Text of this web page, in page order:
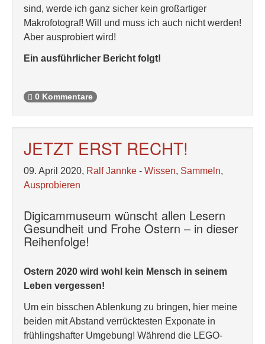
sind, werde ich ganz sicher kein großartiger
Makrofotograf! Will und muss ich auch nicht werden!
Aber ausprobiert wird!
Ein ausführlicher Bericht folgt!
0 Kommentare
JETZT ERST RECHT!
09. April 2020, Ralf Jannke - Wissen, Sammeln,
Ausprobieren
Digicammuseum wünscht allen Lesern
Gesundheit und Frohe Ostern – in dieser
Reihenfolge!
Ostern 2020 wird wohl kein Mensch in seinem
Leben vergessen!
Um ein bisschen Ablenkung zu bringen, hier meine
beiden mit Abstand verrücktesten Exponate in
frühlingshafter Umgebung! Während die LEGO-